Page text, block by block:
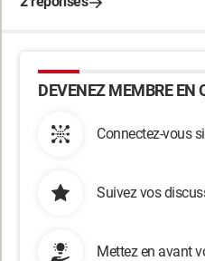
DEVENEZ MEMBRE EN
Connectez-vous
Suivez vos
Mettez en avant